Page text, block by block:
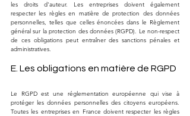
les droits d'auteur. Les entreprises doivent également
respecter les règles en matière de protection des données
personnelles, telles que celles énoncées dans le Règlement
général sur la protection des données (RGPD). Le non-respect
de ces obligations peut entraîner des sanctions pénales et
administratives.
E. Les obligations en matière de RGPD
Le RGPD est une réglementation européenne qui vise à
protéger les données personnelles des citoyens européens.
Toutes les entreprises en France doivent respecter les règles